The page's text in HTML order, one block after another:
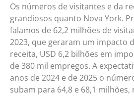
Os números de visitantes e da
grandiosos quanto Nova York.
falamos de 62,2 milhões de
2023, que geraram um impacto
receita, USD 6,2 bilhões em
de 380 mil empregos. A
anos de 2024 e de 2025 o
subam para 64,8 e 68,1